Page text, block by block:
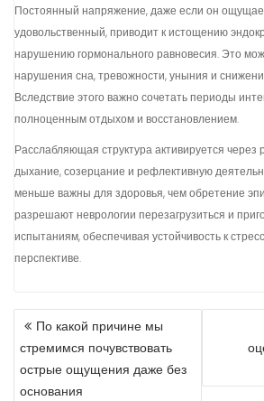
Постоянный напряжение, даже если он
удовольственный, приводит к истощению
нарушению гормонального равновесия. Это
нарушения сна, тревожности, уныния и
Вследствие этого важно сочетать периоды
полноценным отдыхом и восстановлением.
Расслабляющая структура активируется
дыхание, созерцание и рефлективную
меньше важны для здоровья, чем обретение
разрешают неврологии перезагрузиться и
испытаниям, обеспечивая устойчивость к
перспективе.
POST
NAVIGATION
По какой причине мы
стремимся почувствовать
острые ощущения даже без
основания